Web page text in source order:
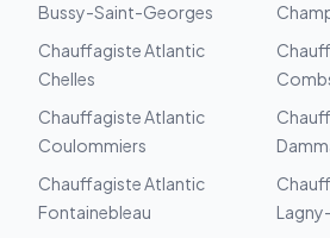
Bussy-Saint-Georges
ChauffagisteAtlantic
Chelles
ChauffagisteAtlantic
Coulommiers
ChauffagisteAtlantic
Fontainebleau